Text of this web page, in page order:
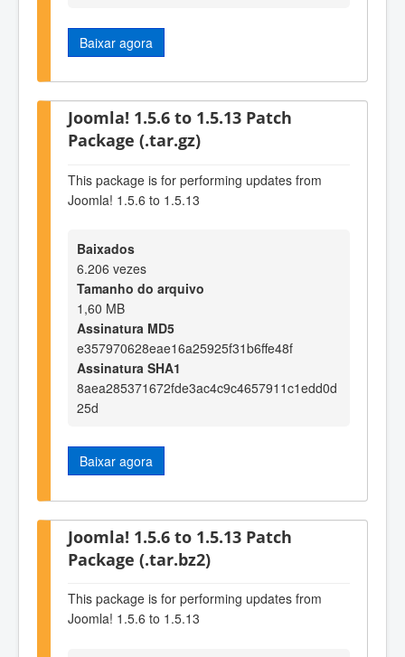
Baixar agora
Joomla! 1.5.6 to 1.5.13 Patch
Package (.tar.gz)
This package is for performing updates from
Joomla! 1.5.6 to 1.5.13
Baixados
6.206 vezes
Tamanho do arquivo
1,60 MB
Assinatura MD5
e357970628eae16a25925f31b6ffe48f
Assinatura SHA1
8aea285371672fde3ac4c9c4657911c1edd0d
25d
Baixar agora
Joomla! 1.5.6 to 1.5.13 Patch
Package (.tar.bz2)
This package is for performing updates from
Joomla! 1.5.6 to 1.5.13